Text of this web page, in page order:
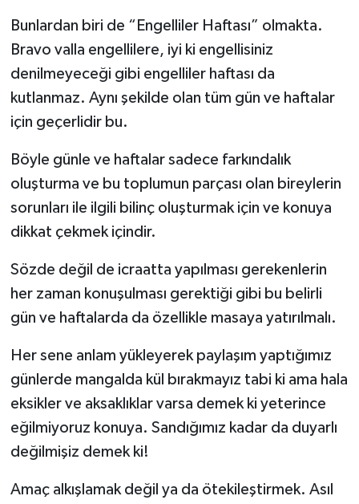
Bunlardan biri de “Engelliler Haftası” olmakta.
Bravo valla engellilere, iyi ki engellisiniz
denilmeyeceği gibi engelliler haftası da
kutlanmaz. Aynı şekilde olan tüm gün ve haftalar
için geçerlidir bu.
Böyle günle ve haftalar sadece farkındalık
oluşturma ve bu toplumun parçası olan bireylerin
sorunları ile ilgili bilinç oluşturmak için ve konuya
dikkat çekmek içindir.
Sözde değil de icraatta yapılması gerekenlerin
her zaman konuşulması gerektiği gibi bu belirli
gün ve haftalarda da özellikle masaya yatırılmalı.
Her sene anlam yükleyerek paylaşım yaptığımız
günlerde mangalda kül bırakmayız tabi ki ama hala
eksikler ve aksaklıklar varsa demek ki yeterince
eğilmiyoruz konuya. Sandığımız kadar da duyarlı
değilmişiz demek ki!
Amaç alkışlamak değil ya da ötekileştirmek. Asıl